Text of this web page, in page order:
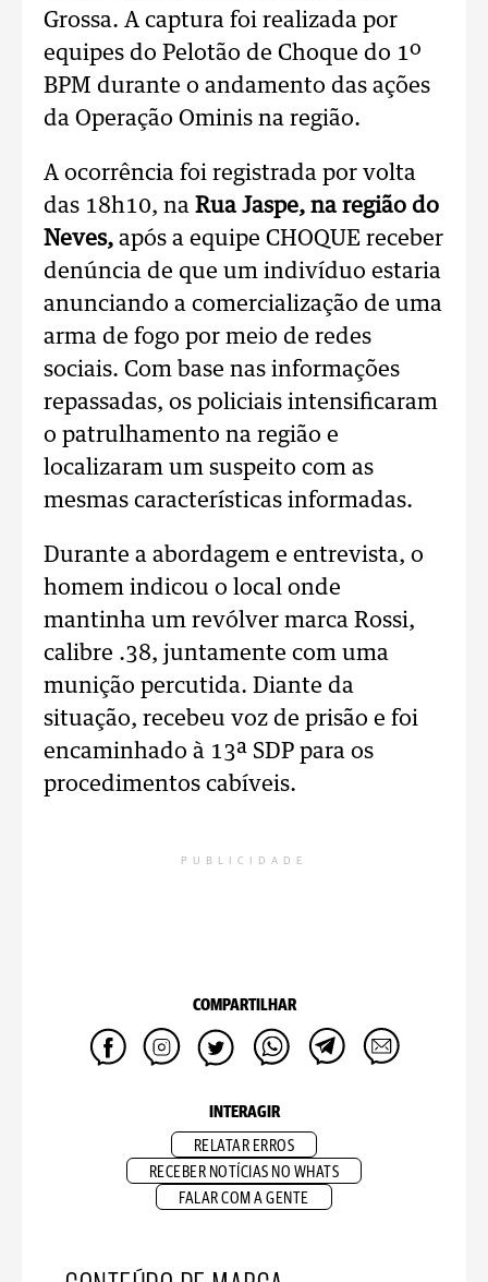
Grossa. A captura foi realizada por
equipes do Pelotão de Choque do 1º
BPM durante o andamento das ações
da Operação Ominis na região.
A ocorrência foi registrada por volta
das 18h10, na Rua Jaspe, na região do
Neves, após a equipe CHOQUE receber
denúncia de que um indivíduo estaria
anunciando a comercialização de uma
arma de fogo por meio de redes
sociais. Com base nas informações
repassadas, os policiais intensificaram
o patrulhamento na região e
localizaram um suspeito com as
mesmas características informadas.
Durante a abordagem e entrevista, o
homem indicou o local onde
mantinha um revólver marca Rossi,
calibre .38, juntamente com uma
munição percutida. Diante da
situação, recebeu voz de prisão e foi
encaminhado à 13ª SDP para os
procedimentos cabíveis.
PUBLICIDADE
COMPARTILHAR
INTERAGIR
RELATAR ERROS
RECEBER NOTÍCIAS NO WHATS
FALAR COM A GENTE